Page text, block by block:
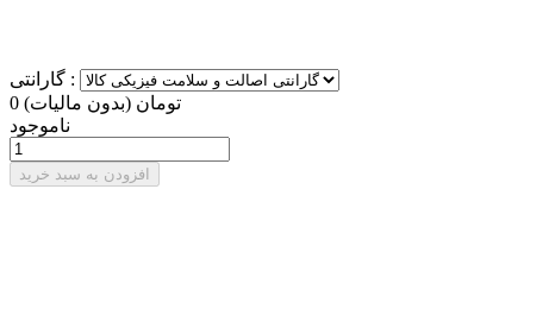
گارانتی :
0 تومان (بدون مالیات)
ناموجود
افزودن به سبد خرید